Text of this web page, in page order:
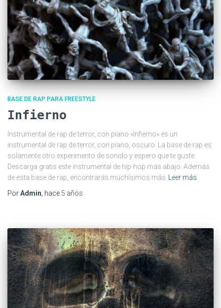
BASE DE RAP PARA FREESTYLE
Infierno
Instrumental de rap de terror, con piano «Infierno» es un
instrumental de rap de terror, con piano, oscuro. La base de rap es
solamente otro experimento de sonido y espero que te guste.
Descarga gratis este instrumental de hip-hop más abajo. Además
de esta base de rap, encontrarás muchísimos más Leer más
PorAdmin, hace 5 años